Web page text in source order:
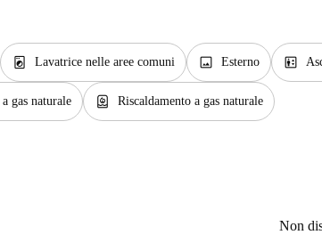
local_laundry_service Lavatrice nelle aree comuni image Esterno elevator
gas naturale water_heater Riscaldamento a gas naturale
Non